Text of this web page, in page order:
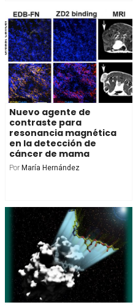
Nuevo agente de
contraste para
resonancia magnética
en la detección de
cáncer de mama
Por María Hernández